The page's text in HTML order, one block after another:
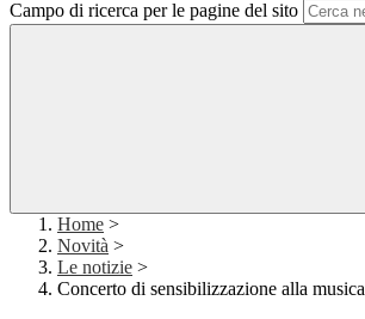
Campo di ricerca per le pagine del sito
Home >
Novità >
Le notizie >
Concerto di sensibilizzazione alla musica